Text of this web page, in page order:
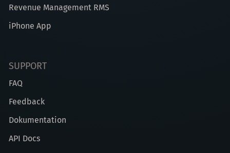
Revenue Management RMS
iPhone App
SUPPORT
FAQ
Feedback
Dokumentation
API Docs